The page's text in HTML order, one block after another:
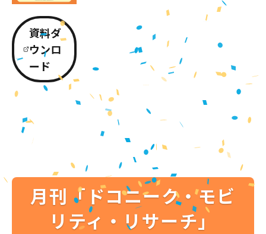
資料ダ
ウンロ
ード
月刊「ドコニーク・モビ
リティ・リサーチ」